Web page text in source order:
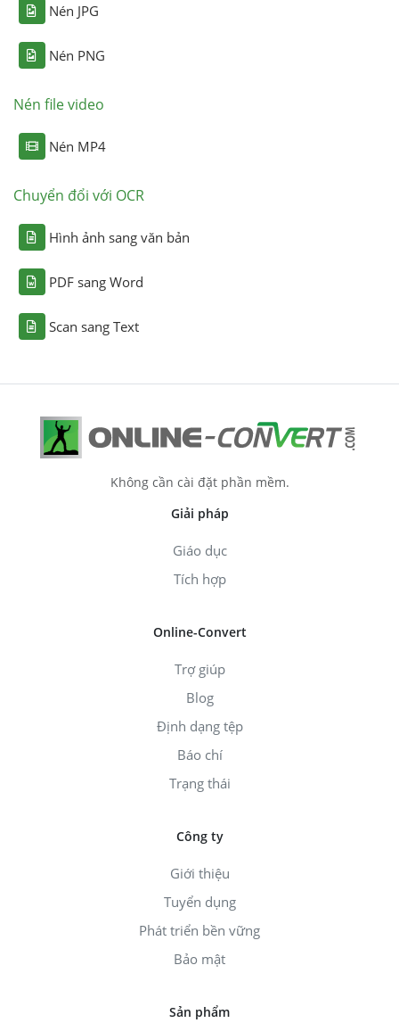
Nén JPG
Nén PNG
Nén file video
Nén MP4
Chuyển đổi với OCR
Hình ảnh sang văn bản
PDF sang Word
Scan sang Text
Không cần cài đặt phần mềm.
Giải pháp
Giáo dục
Tích hợp
Online-Convert
Trợ giúp
Blog
Định dạng tệp
Báo chí
Trạng thái
Công ty
Giới thiệu
Tuyển dụng
Phát triển bền vững
Bảo mật
Sản phẩm